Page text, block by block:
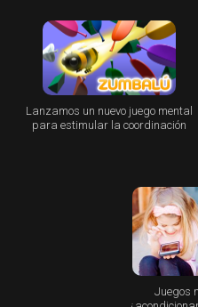
Lanzamos un nuevo juego mental
para estimular la coordinación
Juegos